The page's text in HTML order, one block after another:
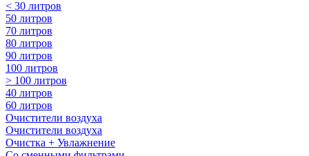
< 30 литров
50 литров
70 литров
80 литров
90 литров
100 литров
> 100 литров
40 литров
60 литров
Очистители воздуха
Очистители воздуха
Очистка + Увлажнение